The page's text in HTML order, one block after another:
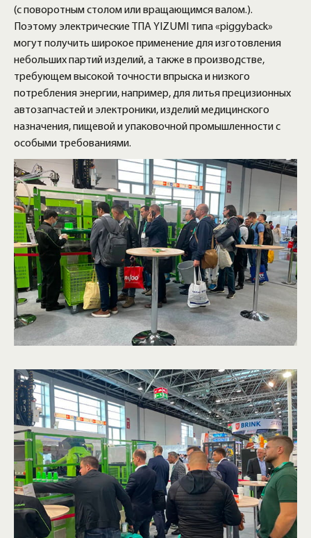
(с поворотным столом или вращающимся валом.).
Поэтому электрические ТПА YIZUMI типа «piggyback»
могут получить широкое применение для изготовления
небольших партий изделий, а также в производстве,
требующем высокой точности впрыска и низкого
потребления энергии, например, для литья прецизионных
автозапчастей и электроники, изделий медицинского
назначения, пищевой и упаковочной промышленности с
особыми требованиями.